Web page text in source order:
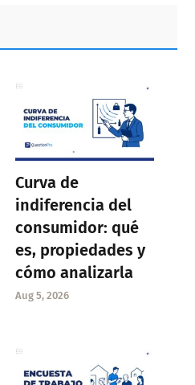
Curva de
indiferencia del
consumidor: qué
es, propiedades y
cómo analizarla
Aug 5, 2026